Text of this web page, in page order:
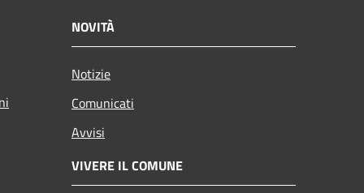
NOVITÀ
Notizie
Comunicati
Avvisi
VIVERE IL COMUNE